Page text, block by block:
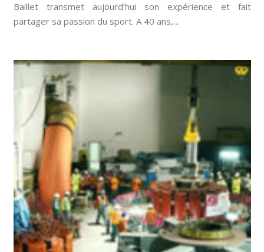
Baillet transmet aujourd’hui son expérience et fait
partager sa passion du sport. A 40 ans,…